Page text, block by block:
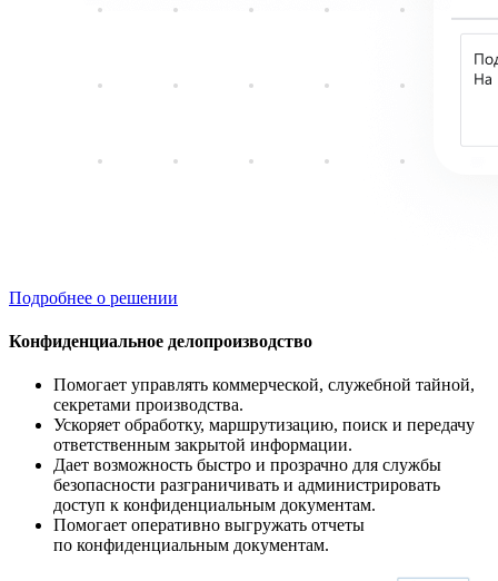
Подробнее о решении
Конфиденциальное делопроизводство
Помогает управлять коммерческой, служебной тайной,
секретами производства.
Ускоряет обработку, маршрутизацию, поиск и передачу
ответственным закрытой информации.
Дает возможность быстро и прозрачно для службы
безопасности разграничивать и администрировать
доступ к конфиденциальным документам.
Помогает оперативно выгружать отчеты
по конфиденциальным документам.